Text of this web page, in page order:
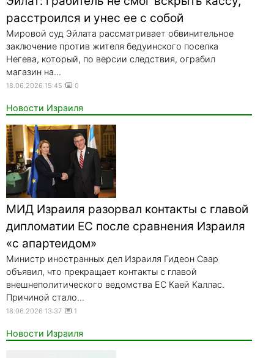
расстроился и унес ее с собой
Мировой суд Эйлата рассматривает обвинительное
заключение против жителя бедуинского поселка
Негева, который, по версии следствия, ограбил
магазин на...
18.06.2026 15:45 0
Новости Израиля
МИД Израиля разорвал контакты с главой
дипломатии ЕС после сравнения Израиля
«с апартеидом»
Министр иностранных дел Израиля Гидеон Саар
объявил, что прекращает контакты с главой
внешнеполитического ведомства ЕС Каей Каллас.
Причиной стало...
18.06.2026 13:37 1
Новости Израиля